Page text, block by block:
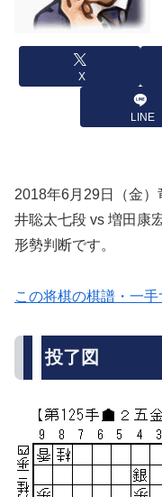
X
LINE
2018年6月29日（金
井聡太七段 vs 増田康
形勢判断です。
この将棋の棋譜・一
投了図